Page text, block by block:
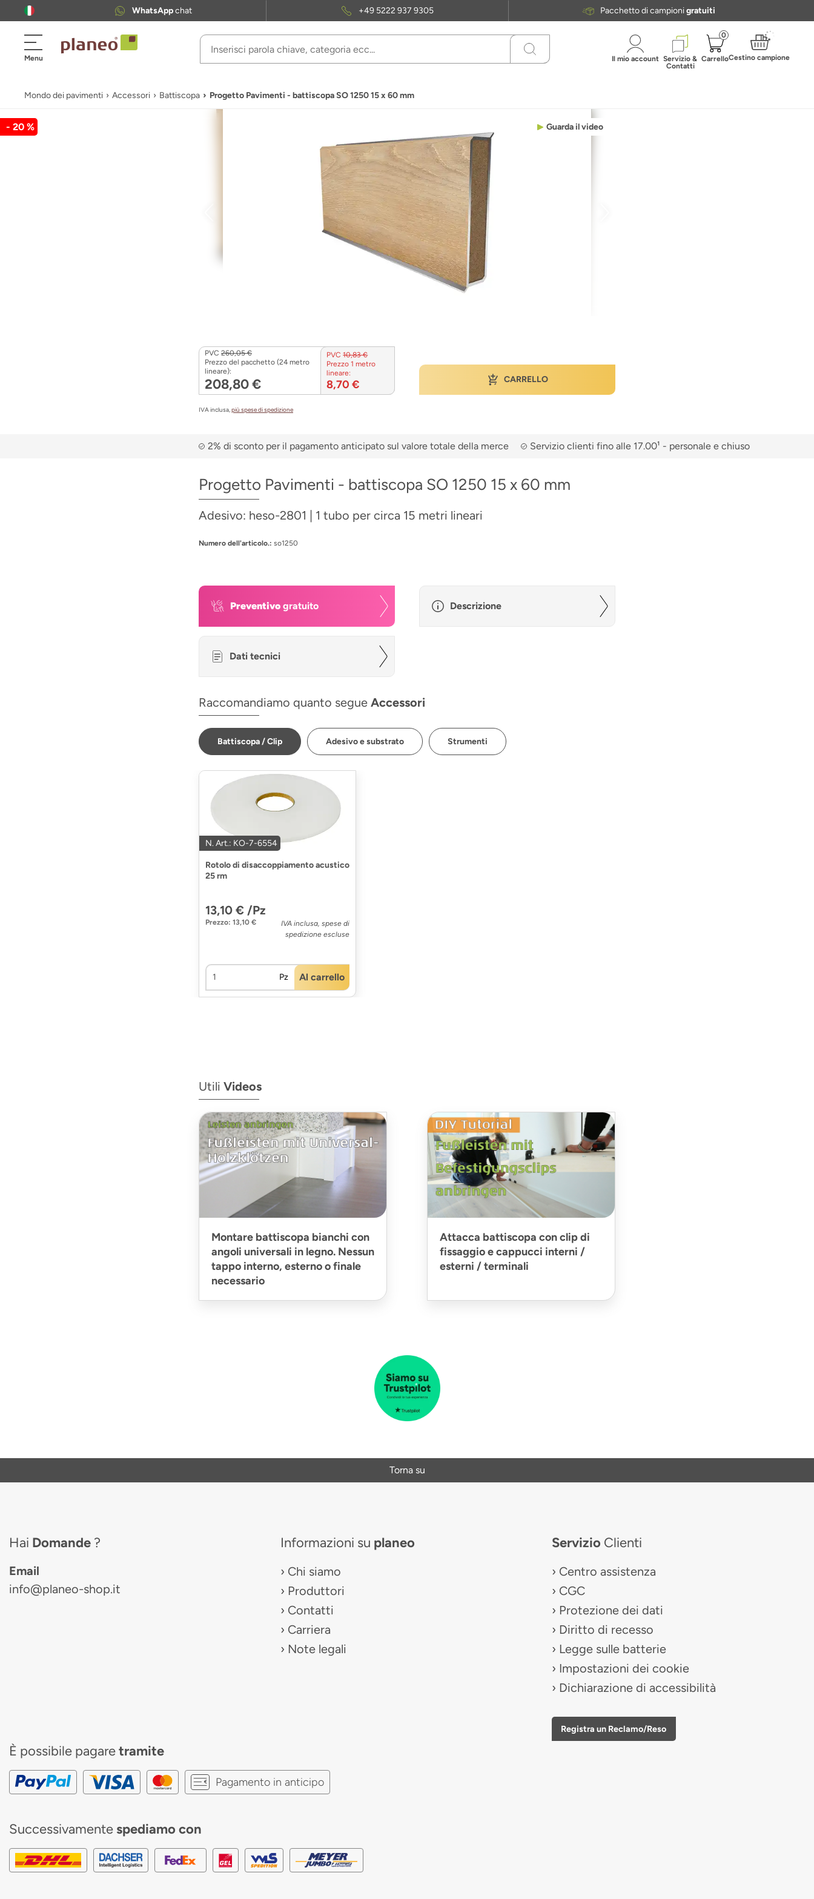
WhatsAppchat +49 5222 937 9305 Pacchetto di campionigratuiti
Menu Il mio account Servizio &
Contatti
0
CarrelloCestino campione
Mondo dei pavimenti Accessori Battiscopa Progetto Pavimenti - battiscopa SO 1250 15 x 60 mm
Guarda il video
- 20 %
PVC 260,05 €
Prezzo del pacchetto (24 metro
lineare):
208,80 €
PVC10,83 €
Prezzo 1 metro
lineare:
8,70 € CARRELLO
IVA inclusa,più spese di spedizione
2% di sconto per il pagamento anticipato sul valore totale della merce Servizio clienti fino alle 17.00¹ - personale e chiuso
Progetto Pavimenti - battiscopa SO 1250 15 x 60 mm
Adesivo: heso-2801 | 1 tubo per circa 15 metri lineari
Numero dell'articolo.: so1250
Preventivo gratuito Descrizione
Dati tecnici
Raccomandiamo quanto segue Accessori
Battiscopa / Clip Adesivo e substrato Strumenti
N. Art.: KO-7-6554
Rotolo di disaccoppiamento acustico
25 rm
13,10 € /Pz
Prezzo: 13,10 €
IVA inclusa, spese di
spedizione escluse
Pz Al carrello
Utili Videos
Montare battiscopa bianchi con
angoli universali in legno. Nessun
tappo interno, esterno o finale
necessario
Attacca battiscopa con clip di
fissaggio e cappucci interni /
esterni / terminali
Torna su
Hai Domande ?
Email
info@planeo-shop.it
Informazioni su planeo
Chi siamo
Produttori
Contatti
Carriera
Note legali
Servizio Clienti
Centro assistenza
CGC
Protezione dei dati
Diritto di recesso
Legge sulle batterie
Impostazioni dei cookie
Dichiarazione di accessibilità
Registra un Reclamo/Reso
È possibile pagaretramite
Pagamento in anticipo
Successivamente spediamo con